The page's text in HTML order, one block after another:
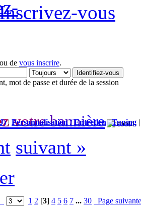
vous
de vous inscrire.
mot de passe et durée de la session
z votre bannière
| Personnalisation / Entretien|Tuning
suivant »
1 2 [3] 4 5 6 7 ... 30 Page